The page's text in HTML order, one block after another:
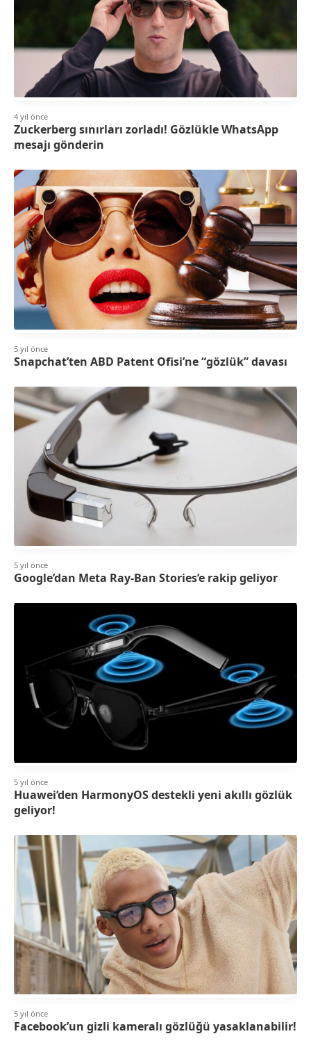
4 yıl önce
Zuckerberg sınırları zorladı! Gözlükle WhatsApp
mesajı gönderin
5 yıl önce
Snapchat’ten ABD Patent Ofisi’ne “gözlük” davası
5 yıl önce
Google’dan Meta Ray-Ban Stories’e rakip geliyor
5 yıl önce
Huawei’den HarmonyOS destekli yeni akıllı gözlük
geliyor!
5 yıl önce
Facebook’un gizli kameralı gözlüğü yasaklanabilir!